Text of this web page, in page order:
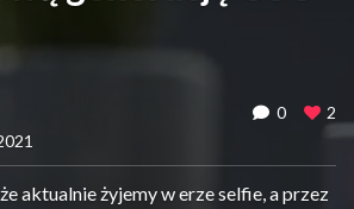
0 2
aktualnie żyjemy w erze selfie, a przez